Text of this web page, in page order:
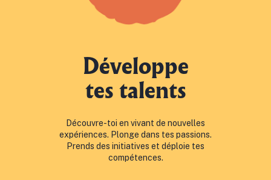
Développe
tes talents
Découvre-toi en vivant de nouvelles
expériences. Plonge dans tes passions.
Prends des initiatives et déploie tes
compétences.